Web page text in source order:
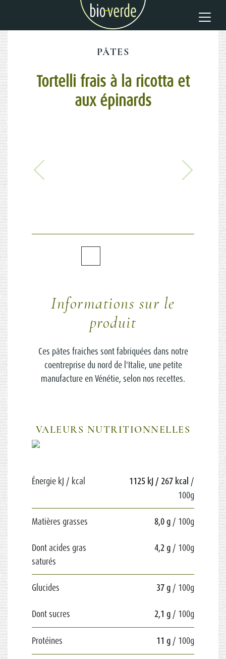
PÂTES
Tortelli frais à la ricotta et
aux épinards
Informations sur le
produit
Ces pâtes fraiches sont fabriquées dans notre
coentreprise du nord de l'Italie, une petite
manufacture en Vénétie, selon nos recettes.
VALEURS NUTRITIONNELLES
Énergie kJ / kcal 1125 kJ / 267 kcal /
100g
Matières grasses 8,0 g / 100g
Dont acides gras
saturés
4,2 g / 100g
Glucides 37 g / 100g
Dont sucres 2,1 g / 100g
Protéines 11 g / 100g